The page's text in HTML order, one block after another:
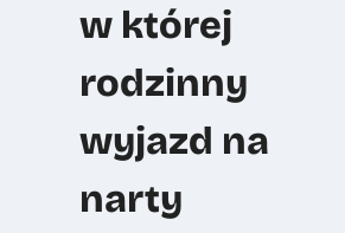
w której
rodzinny
wyjazd na
narty